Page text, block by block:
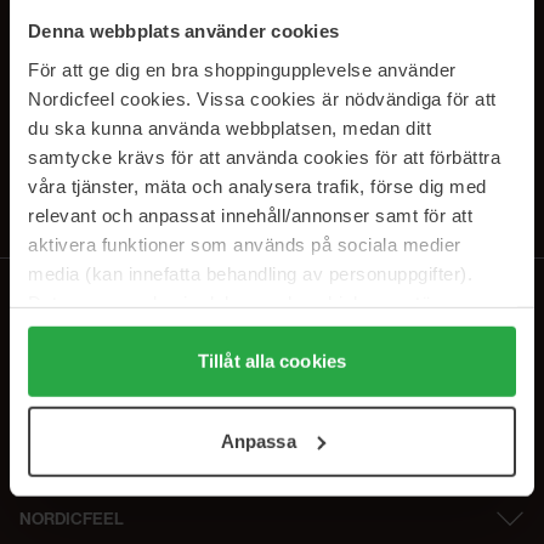
Denna webbplats använder cookies
För att ge dig en bra shoppingupplevelse använder
Nordicfeel cookies. Vissa cookies är nödvändiga för att
du ska kunna använda webbplatsen, medan ditt
samtycke krävs för att använda cookies för att förbättra
våra tjänster, mäta och analysera trafik, förse dig med
relevant och anpassat innehåll/annonser samt för att
aktivera funktioner som används på sociala medier
media (kan innefatta behandling av personuppgifter).
Genom att trycka på "Tillåt alla cookies" accepterar du
alla cookies, medan du under "Detaljer" kan anpassa
användningen av cookies. Du kan när som helst återkalla
samt vår Integritetspolicy.
Tillåt alla cookies
Anpassa
SUBSCRIBE TO OUR
NEWSLETTER
E-postadresse
Ved å abonnere godtar du vårpersonvernerklæring. Du kan melde deg
NORDICFEEL